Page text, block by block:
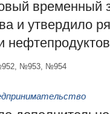
временный
и утвердило
нефтепродуктов
№953, №954